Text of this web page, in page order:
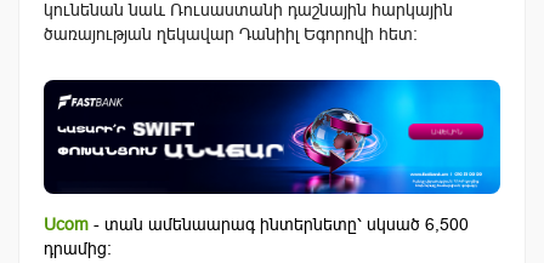
կունենան նաև Ռուսաստանի դաշնային հարկային
ծառայության ղեկավար Դանիիլ Եգորովի հետ:
Ucom - տան ամենաարագ ինտերնետը՝ սկսած 6,500
դրամից: